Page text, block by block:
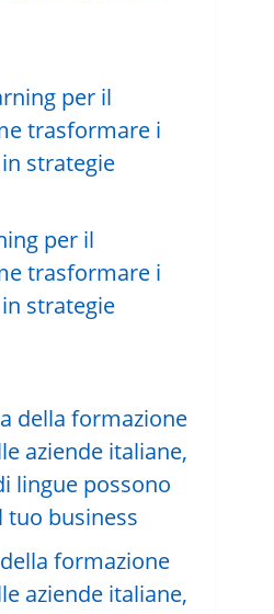
per il
trasformare i
strategie
formazione
aziende italiane,